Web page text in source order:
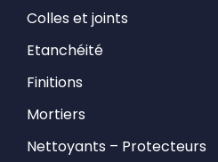
Colles et joints
Etanchéité
Finitions
Mortiers
Nettoyants – Protecteurs